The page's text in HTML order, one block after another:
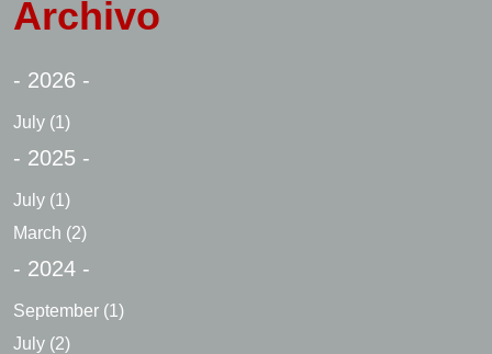
Archivo
- 2026 -
July (1)
- 2025 -
July (1)
March (2)
- 2024 -
September (1)
July (2)